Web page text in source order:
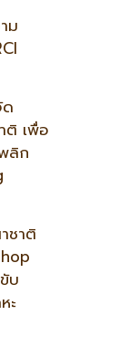
ม
ติ เพื่อ
ลิก
ชาติ
บ
ะ